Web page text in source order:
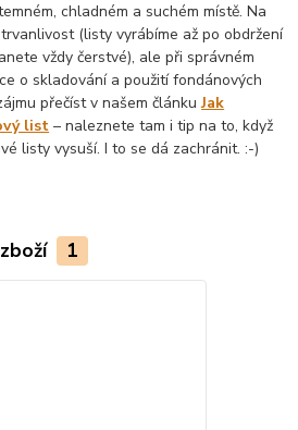
chladném a suchém místě. Na
(listy vyrábíme až po obdržení
vždy čerstvé), ale při správném
o skladování a použití fondánových
přečíst v našem článkuJak
list – naleznete tam i tip na to, když
listy vysuší. I to se dá zachránit. :-)
1